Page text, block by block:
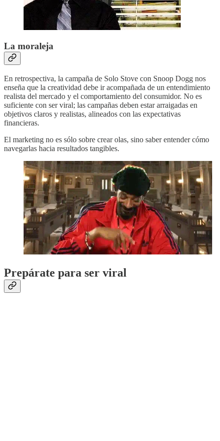
La moraleja
En retrospectiva, la campaña de Solo Stove con Snoop Dogg nos
enseña que la creatividad debe ir acompañada de un entendimiento
realista del mercado y el comportamiento del consumidor. No es
suficiente con ser viral; las campañas deben estar arraigadas en
objetivos claros y realistas, alineados con las expectativas
financieras.
El marketing no es sólo sobre crear olas, sino saber entender cómo
navegarlas hacia resultados tangibles.
Prepárate para ser viral